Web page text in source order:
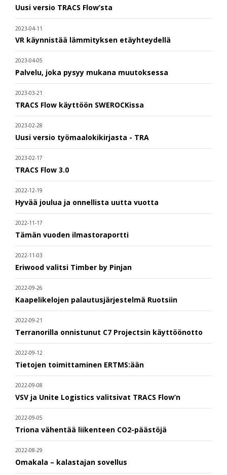
Uusi versio TRACS Flow’sta
2023-04-11
VR käynnistää lämmityksen etäyhteydellä
2023-04-05
Palvelu, joka pysyy mukana muutoksessa
2023-03-21
TRACS Flow käyttöön SWEROCKissa
2023-02-28
Uusi versio työmaalokikirjasta - TRA
2023-02-17
TRACS Flow 3.0
2022-12-19
Hyvää joulua ja onnellista uutta vuotta
2022-11-17
Tämän vuoden ilmastoraportti
2022-11-03
Eriwood valitsi Timber by Pinjan
2022-09-26
Kaapelikelojen palautusjärjestelmä Ruotsiin
2022-09-21
Terranorilla onnistunut C7 Projectsin käyttöönotto
2022-09-12
Tietojen toimittaminen ERTMS:ään
2022-09-08
VSV ja Unite Logistics valitsivat TRACS Flow’n
2022-09-05
Triona vähentää liikenteen CO2-päästöjä
2022-08-29
Omakala – kalastajan sovellus